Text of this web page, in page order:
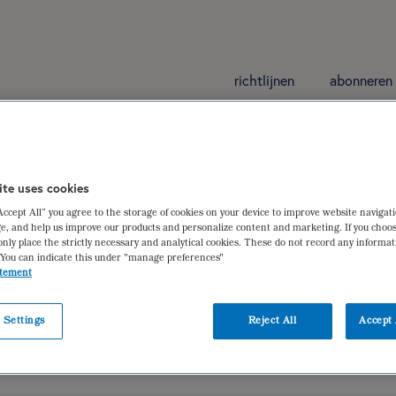
richtlijnen abonneren
onderzoeker, werkzaam bij IKN en lid van de Stuurgroep
Amsterdam Getty Huisman-de Waal Cora
ir. Michael Thieland
prof. dr. Ben Witteman
verhoogd risico hebben op het ontwikkelen van
uses cookies
All” you agree to the storage of cookies on your device to improve website
and help us improve our products and personalize content and marketing. If you
place the strictly necessary and analytical cookies. These do not record any
can indicate this under "manage preferences"
Settings Reject All